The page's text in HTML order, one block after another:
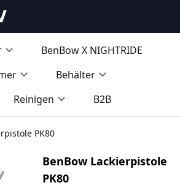
BenBow X NIGHTRIDE
Behälter
Reinigen B2B
PK80
BenBow Lackierpistole
PK80